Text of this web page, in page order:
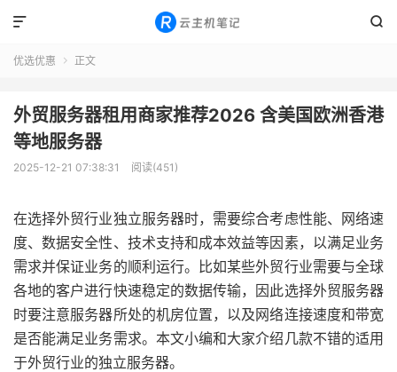


优选优惠  正文
外贸服务器租用商家推荐2026 含美国欧洲香港
等地服务器
2025-12-21 07:38:31 阅读(451)
在选择外贸行业独立服务器时，需要综合考虑性能、网络速
度、数据安全性、技术支持和成本效益等因素，以满足业务
需求并保证业务的顺利运行。比如某些外贸行业需要与全球
各地的客户进行快速稳定的数据传输，因此选择外贸服务器
时要注意服务器所处的机房位置，以及网络连接速度和带宽
是否能满足业务需求。本文小编和大家介绍几款不错的适用
于外贸行业的独立服务器。